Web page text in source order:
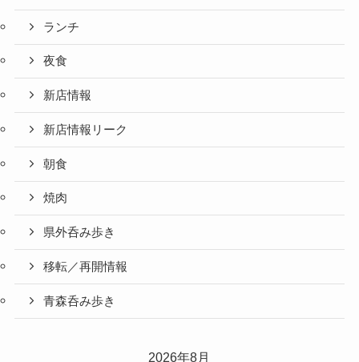
ランチ
夜食
新店情報
新店情報リーク
朝食
焼肉
県外呑み歩き
移転／再開情報
青森呑み歩き
2026年8月